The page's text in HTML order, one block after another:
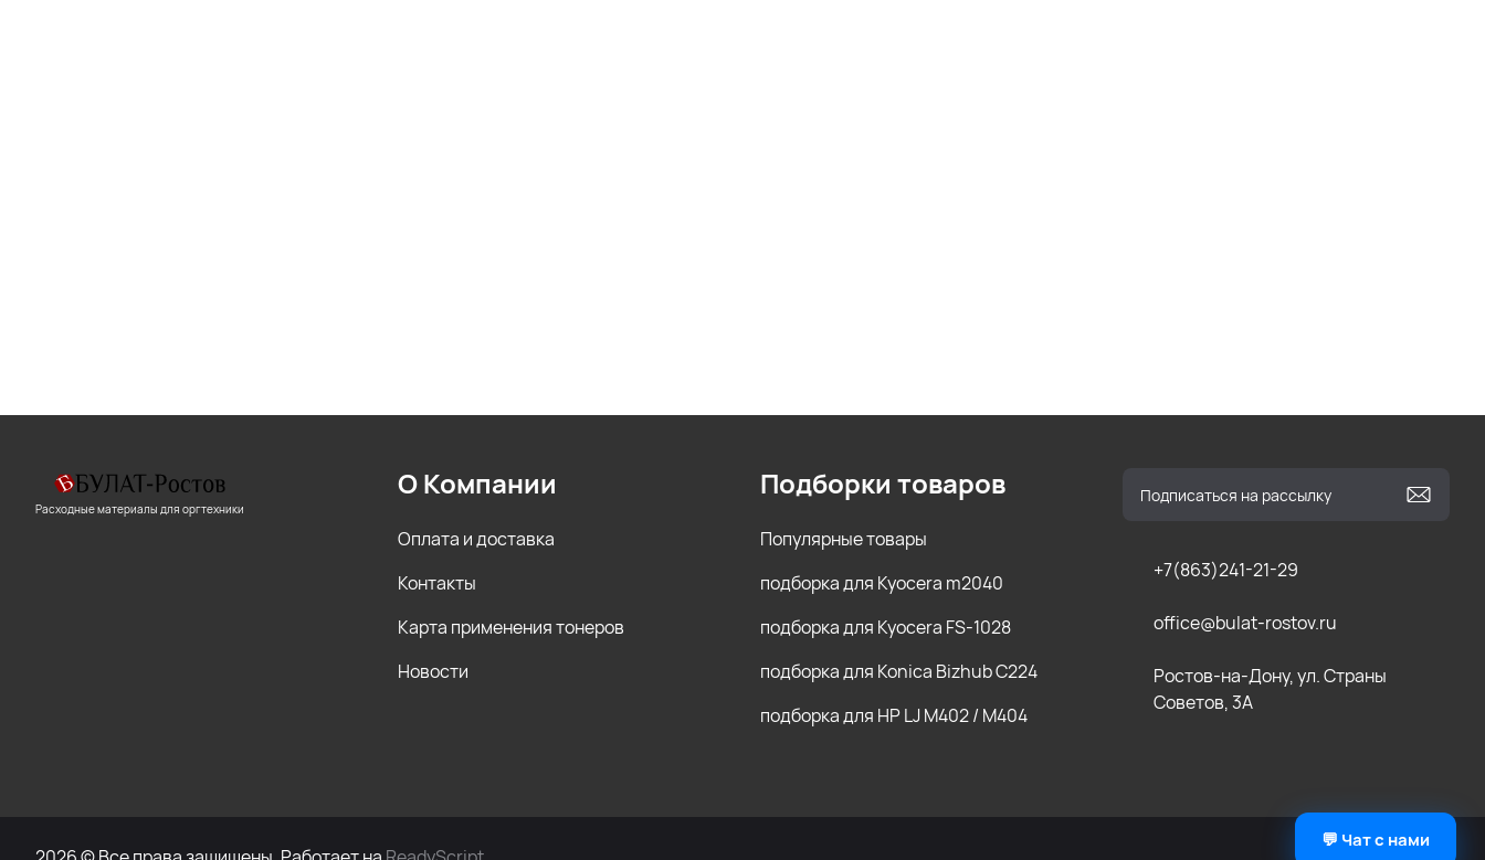
Расходные материалы для оргтехники
+7(863)241-21-29
office@bulat-rostov.ru
Ростов-на-Дону, ул. Страны
Советов, 3А
О Компании
Оплата и доставка
Контакты
Карта применения тонеров
Новости
Подборки товаров
Популярные товары
подборка для Kyocera m2040
подборка для Kyocera FS-1028
подборка для Konica Bizhub C224
подборка для HP LJ M402 / M404
💬 Чат с нами